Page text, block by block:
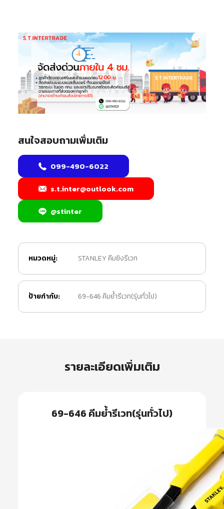
สนใจสอบถามเพิ่มเติม
099-490-6022
s.t.inter@outlook.com
@stinter
หมวดหมู่: STANLEY คีมยิงรีเวท
ป้ายกำกับ: 69-646 คีมย้ำรีเวท(รุ่นทั่วไป)
รายละเอียดเพิ่มเติม
69-646 คีมย้ำรีเวท(รุ่นทั่วไป)